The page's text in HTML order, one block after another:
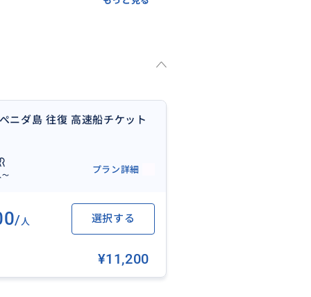
ニダ島 往復 高速船チケット
〜
プラン詳細
/人 選択する
¥11,200